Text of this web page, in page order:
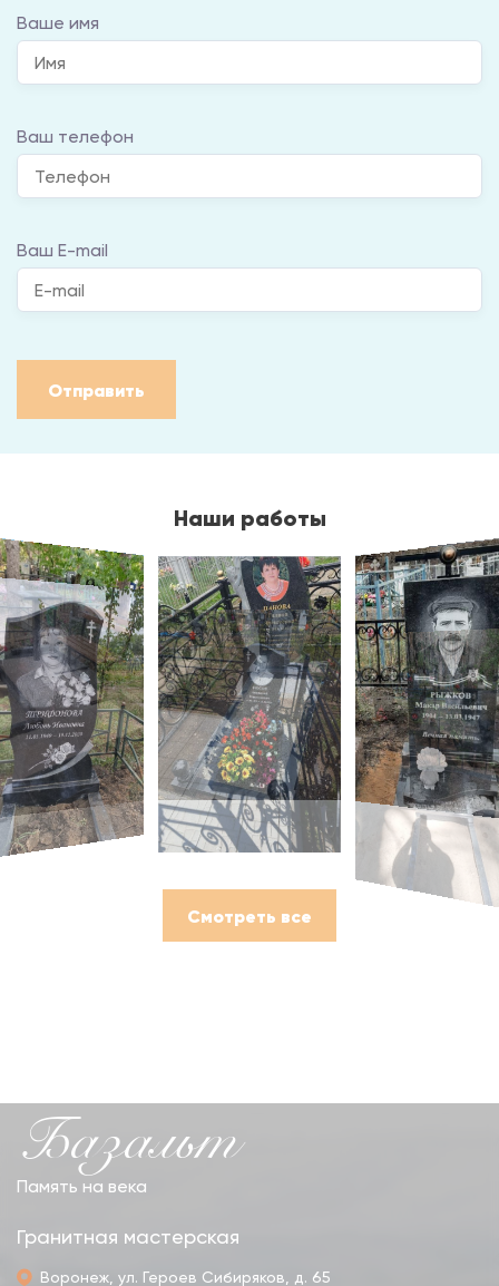
Ваше имя
Ваш телефон
Ваш E-mail
Отправить
Наши работы
Смотреть все
Базальт
Память на века
Гранитная мастерская
Воронеж, ул. Героев Сибиряков, д. 65